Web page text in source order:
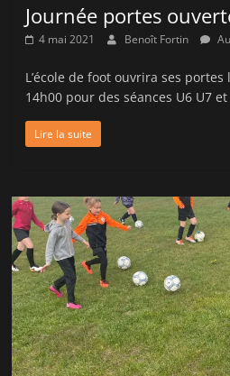
Journée portes
4 mai 2021 Benoît Fortin
L’école de foot ouvrira ses
14h00 pour des séances U6 U7 et
Lire la suite